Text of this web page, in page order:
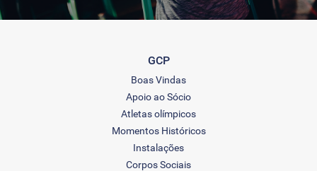
GCP
Boas Vindas
Apoio ao Sócio
Atletas olímpicos
Momentos Históricos
Instalações
Corpos Sociais